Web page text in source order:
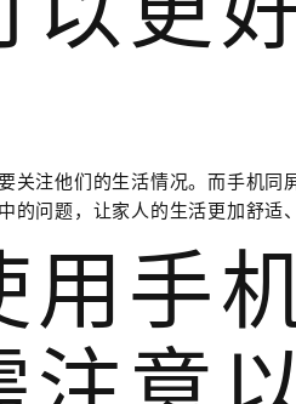
关注他们的生活情况。而手机同
问题，让家人的生活更加舒适
用手